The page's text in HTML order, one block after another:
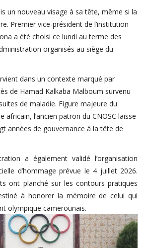
un nouveau visage à sa tête, même si la
Premier vice-président de l’institution
a été choisi ce lundi au terme des
organisés au siège du
dans un contexte marqué par
de Hamad Kalkaba Malboum survenu
de maladie. Figure majeure du
l’ancien patron du CNOSC laisse
années de gouvernance à la tête de
a également validé l’organisation
d’hommage prévue le 4 juillet 2026.
ont planché sur les contours pratiques
à honorer la mémoire de celui qui
olympique camerounais.